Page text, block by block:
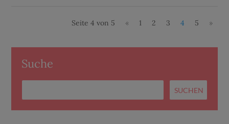
Seite 4 von 5 « 1 2 3 4 5 »
Suche